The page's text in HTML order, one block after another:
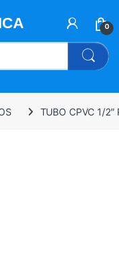
0
TUBO CPVC 1/2″